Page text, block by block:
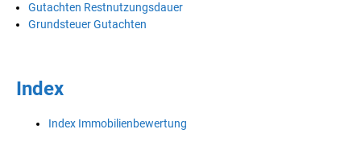
Gutachten Restnutzungsdauer
Grundsteuer Gutachten
Index
Index Immobilienbewertung